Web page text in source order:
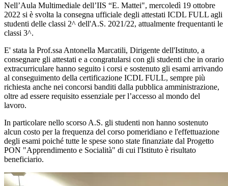
Nell’Aula Multimediale dell’IIS “E. Mattei", mercoledì 19 ottobre
2022 si è svolta la consegna ufficiale degli attestati ICDL FULL agli
studenti delle classi 2^ dell'A.S. 2021/22, attualmente frequentanti le
classi 3^.
E' stata la Prof.ssa Antonella Marcatili, Dirigente dell'Istituto, a
consegnare gli attestati e a congratularsi con gli studenti che in orario
extracurriculare hanno seguito i corsi e sostenuto gli esami arrivando
al conseguimento della certificazione ICDL FULL, sempre più
richiesta anche nei concorsi banditi dalla pubblica amministrazione,
oltre ad essere requisito essenziale per l’accesso al mondo del
lavoro.
In particolare nello scorso A.S. gli studenti non hanno sostenuto
alcun costo per la frequenza del corso pomeridiano e l'effettuazione
degli esami poiché tutte le spese sono state finanziate dal Progetto
PON "Apprendimento e Socialità" di cui l'Istituto è risultato
beneficiario.